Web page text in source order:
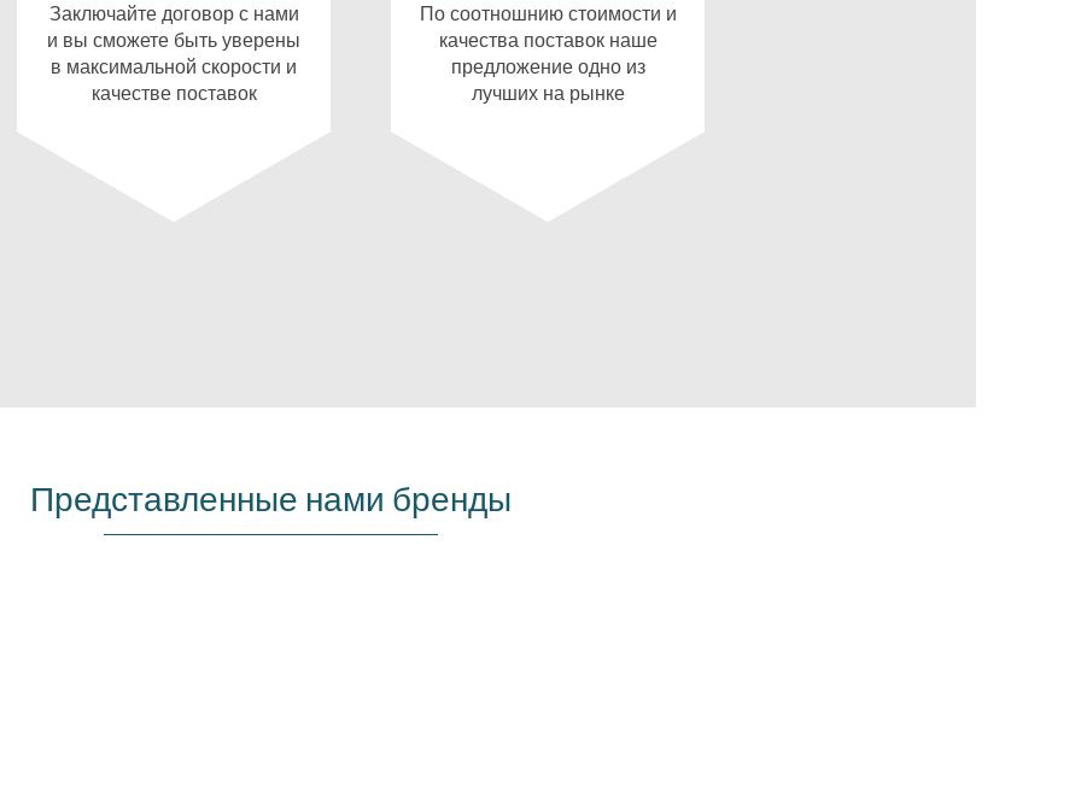
Заключайте договор с нами
и вы сможете быть уверены
в максимальной скорости и
качестве поставок
По соотношнию стоимости и
качества поставок наше
предложение одно из
лучших на рынке
Представленные нами бренды